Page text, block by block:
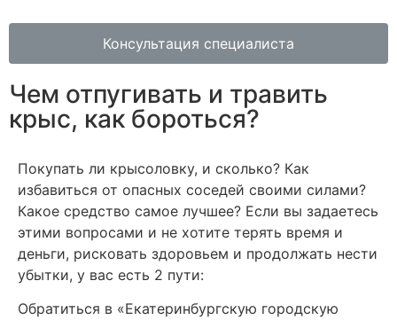
Консультация специалиста
Чем отпугивать и травить
крыс, как бороться?
Покупать ли крысоловку, и сколько? Как
избавиться от опасных соседей своими силами?
Какое средство самое лучшее? Если вы задаетесь
этими вопросами и не хотите терять время и
деньги, рисковать здоровьем и продолжать нести
убытки, у вас есть 2 пути:
Обратиться в «Екатеринбургскую городскую